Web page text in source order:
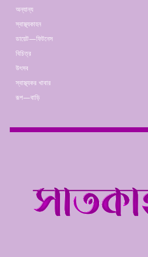
অন্যান্য
স্বাস্থ্যকাহন
ডায়েট—ফিটনেস
বিচিত্র
উৎসব
স্বাস্থ্যকর খাবার
রূপ—বাড়ি